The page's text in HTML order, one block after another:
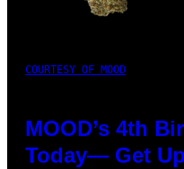
COURTESY OF MOOD
MOOD’s 4th
Today— Get